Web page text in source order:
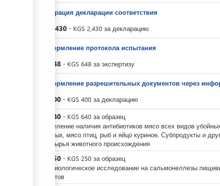
Регистрация декларации соответствия
2,430 - KGS 2,430 за декларацию
За оформление протокола испытания
648 - KGS 648 за экспертизу
За оформление разрешительных документов через
400 - KGS 400 за декларацию
640 - KGS 640 за образец
Определение наличия антибиотиков мясо всех видов
животных, мясо птиц, рыб и яйцо куриное. Субпродукты и
виды сырья животного происхождения
250 - KGS 250 за образец
Бактериологическое исследование на сальмонеллезы
продуктов